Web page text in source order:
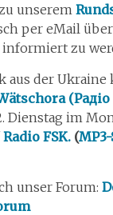
unserem
per eMail
zu
aus der Ukraine
Dienstag im
Radio FSK.(
unser Forum: